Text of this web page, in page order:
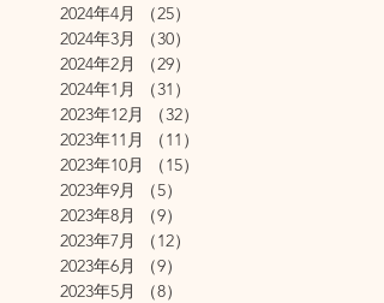
2024年4月
（25）
2024年3月
（30）
2024年2月
（29）
2024年1月
（31）
2023年12月
（32）
2023年11月
（11）
2023年10月
（15）
2023年9月
（5）
2023年8月
（9）
2023年7月
（12）
2023年6月
（9）
2023年5月
（8）